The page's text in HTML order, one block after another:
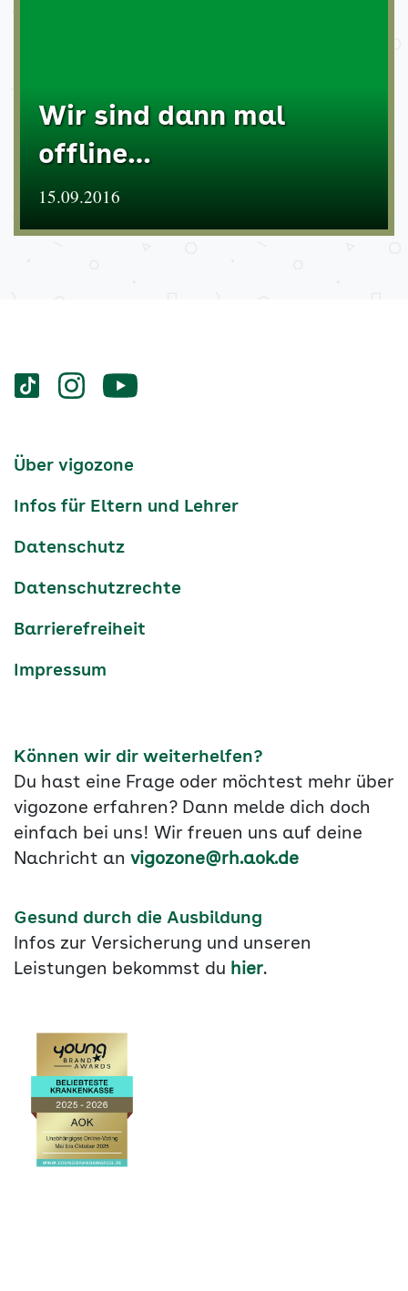
Wir sind dann mal
offline…
15.09.2016
Services
Social-
vigozone.de
vigozone.devigozone.de
Services-
Über vigozone
Infos für Eltern und Lehrer
Datenschutz
Datenschutzrechte
Barrierefreiheit
Impressum
Können wir dir weiterhelfen?
Du hast eine Frage oder möchtest mehr über
vigozone erfahren? Dann melde dich doch
einfach bei uns! Wir freuen uns auf deine
Nachricht an vigozone@rh.aok.de
Gesund durch die Ausbildung
Infos zur Versicherung und unseren
Leistungen bekommst du hier.